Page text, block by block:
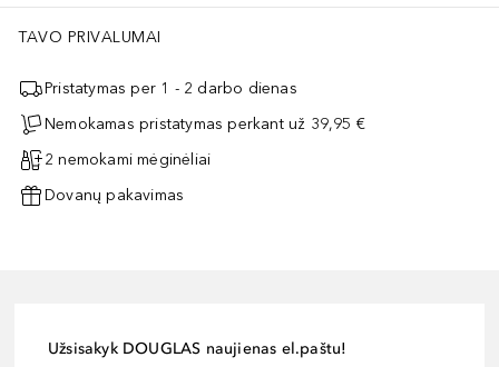
TAVO PRIVALUMAI
Pristatymas per 1 - 2 darbo dienas
Nemokamas pristatymas perkant už 39,95 €
2 nemokami mėginėliai
Dovanų pakavimas
Užsisakyk DOUGLAS naujienas el.paštu!